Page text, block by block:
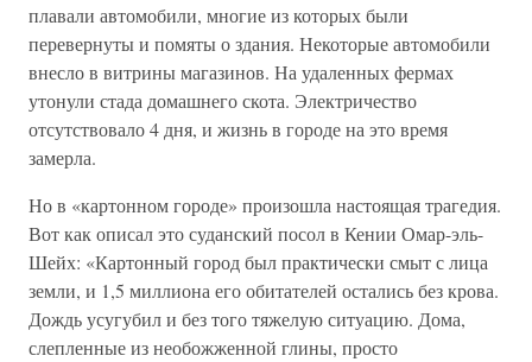
плавали автомобили, многие из которых были
перевернуты и помяты о здания. Некоторые автомобили
внесло в витрины магазинов. На удаленных фермах
утонули стада домашнего скота. Электричество
отсутствовало 4 дня, и жизнь в городе на это время
замерла.
Но в «картонном городе» произошла настоящая трагедия.
Вот как описал это суданский посол в Кении Омар-эль-
Шейх: «Картонный город был практически смыт с лица
земли, и 1,5 миллиона его обитателей остались без крова.
Дождь усугубил и без того тяжелую ситуацию. Дома,
слепленные из необожженной глины, просто